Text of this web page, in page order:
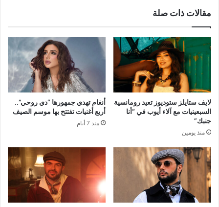
مقالات ذات صلة
لايف ستايلز ستوديوز تعيد رومانسية
السبعينيات مع آلاء أيوب في “أنا
جنبك”
منذ يومين
أنغام تهدي جمهورها “دي روحي”..
أربع أغنيات تفتتح بها موسم الصيف
منذ 7 أيام